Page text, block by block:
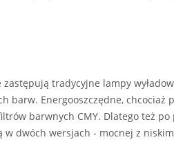
zastępują tradycyjne lampy
Energooszczędne, chcociaż
barwnych CMY. Dlatego też
dwóch wersjach - mocnej z niskim